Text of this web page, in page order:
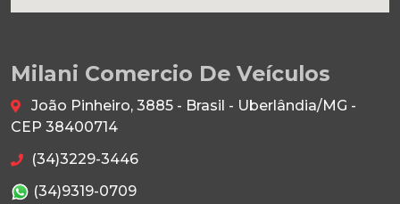
Milani Comercio De Veículos
João Pinheiro, 3885 - Brasil - Uberlândia/MG -
CEP 38400714
(34)3229-3446
(34)9319-0709